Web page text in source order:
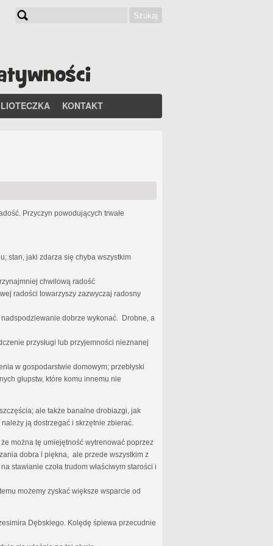
Szukaj
KONTAKT
Przyczyn powodujących trwałe
stan, jaki zdarza się chyba wszystkim
chwilową radość
radości towarzyszy zazwyczaj radosny
dobrze wykonać. Drobne, a
przysługi lub przyjemności nieznanej
w gospodarstwie domowym; przebłyski
głupstw, które komu innemu nie
ale także banalne drobiazgi, jak
ją dostrzegać i skrzętnie zbierać.
można tę umiejętność wytrenować poprzez
dobra i piękna, ale przede wszystkim z
stawianie czoła trudom właściwym starości i
możemy zyskać większe wsparcie od
Dębskiego. Kolędę śpiewa przecudnie